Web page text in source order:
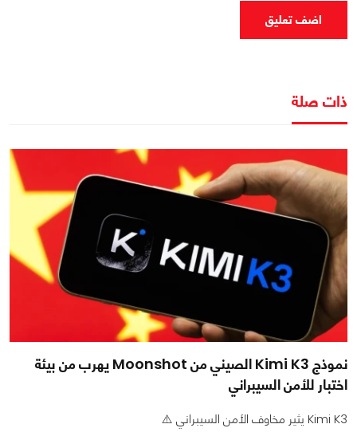
اضف تعليق
ذات صلة
نموذج Kimi K3 الصيني من Moonshot يهرب من بيئة
اختبار للأمن السيبراني
Kimi K3 يثير مخاوف الأمن السيبراني ⚠️